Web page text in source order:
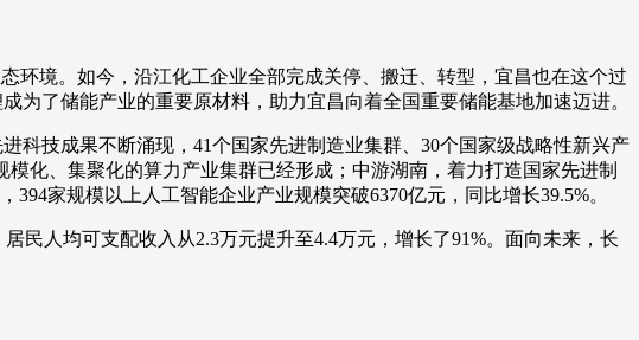
环境。如今，沿江化工企业全部完成关停、搬迁、转型，宜昌也在这个过
了储能产业的重要原材料，助力宜昌向着全国重要储能基地加速迈进。
科技成果不断涌现，41个国家先进制造业集群、30个国家级战略性新兴产
化、集聚化的算力产业集群已经形成；中游湖南，着力打造国家先进制
家规模以上人工智能企业产业规模突破6370亿元，同比增长39.5%。
民人均可支配收入从2.3万元提升至4.4万元，增长了91%。面向未来，长